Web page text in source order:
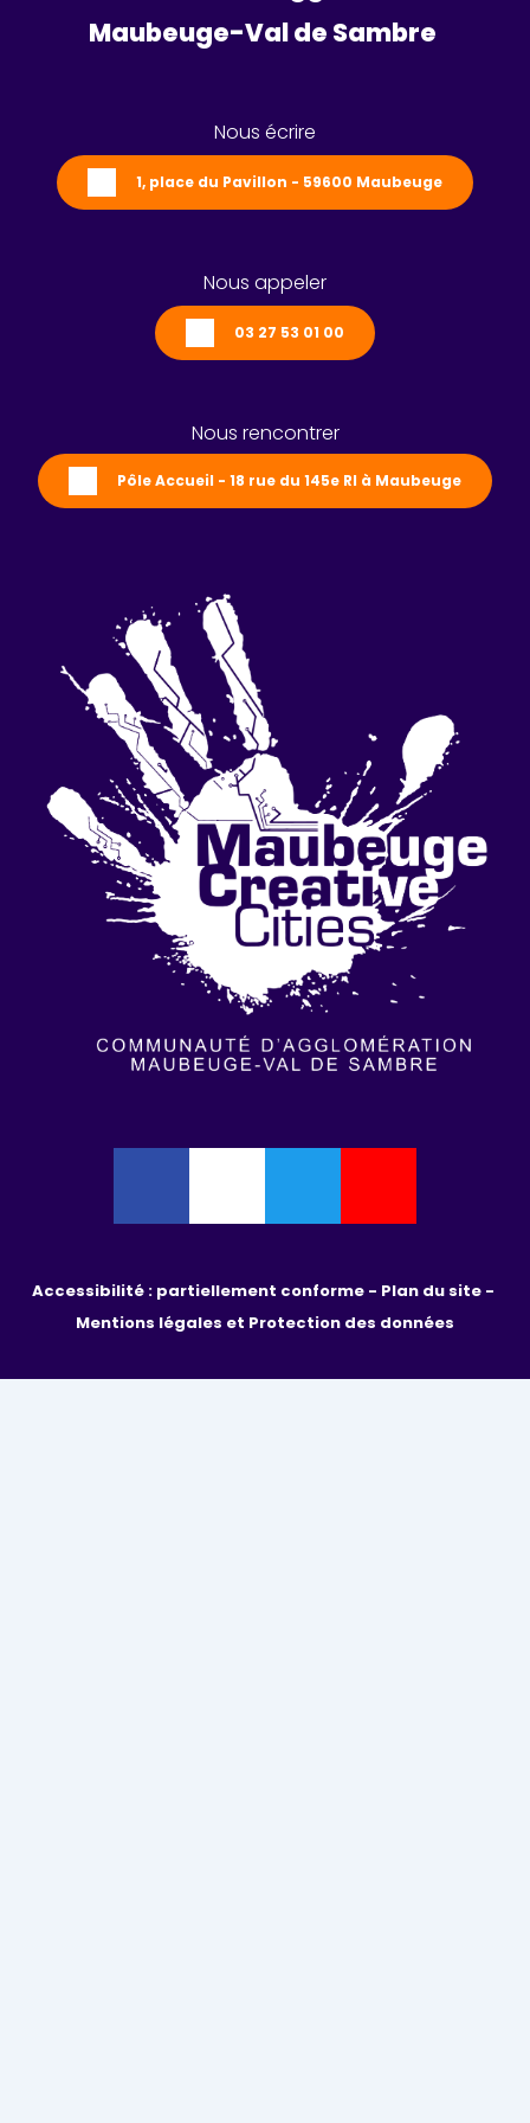
Maubeuge-Val de Sambre
Nous écrire
1, place du Pavillon - 59600 Maubeuge
Nous appeler
03 27 53 01 00
Nous rencontrer
Pôle Accueil - 18 rue du 145e RI à Maubeuge
Accessibilité : partiellement conforme -
Mentions légales et Protection des données